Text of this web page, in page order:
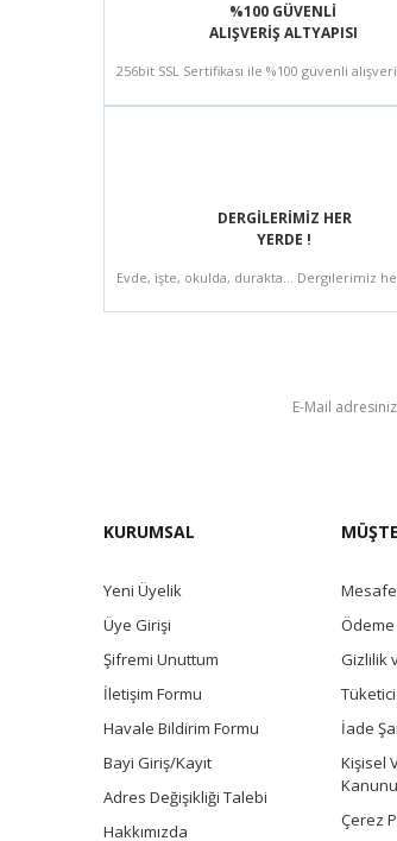
%100 GÜVENLİ
ALIŞVERİŞ ALTYAPISI
256bit SSL Sertifikası ile %100 güvenli
DERGİLERİMİZ HER
YERDE !
Evde, işte, okulda, durakta... Dergilerimiz
KURUMSAL
Yeni Üyelik
Üye Girişi
Şifremi Unuttum
İletişim Formu
Havale Bildirim Formu
Bayi Giriş/Kayıt
Adres Değişikliği Talebi
Hakkımızda
Gizlilik
Tüketici
İade
Kişisel
Kanunu
Çerez